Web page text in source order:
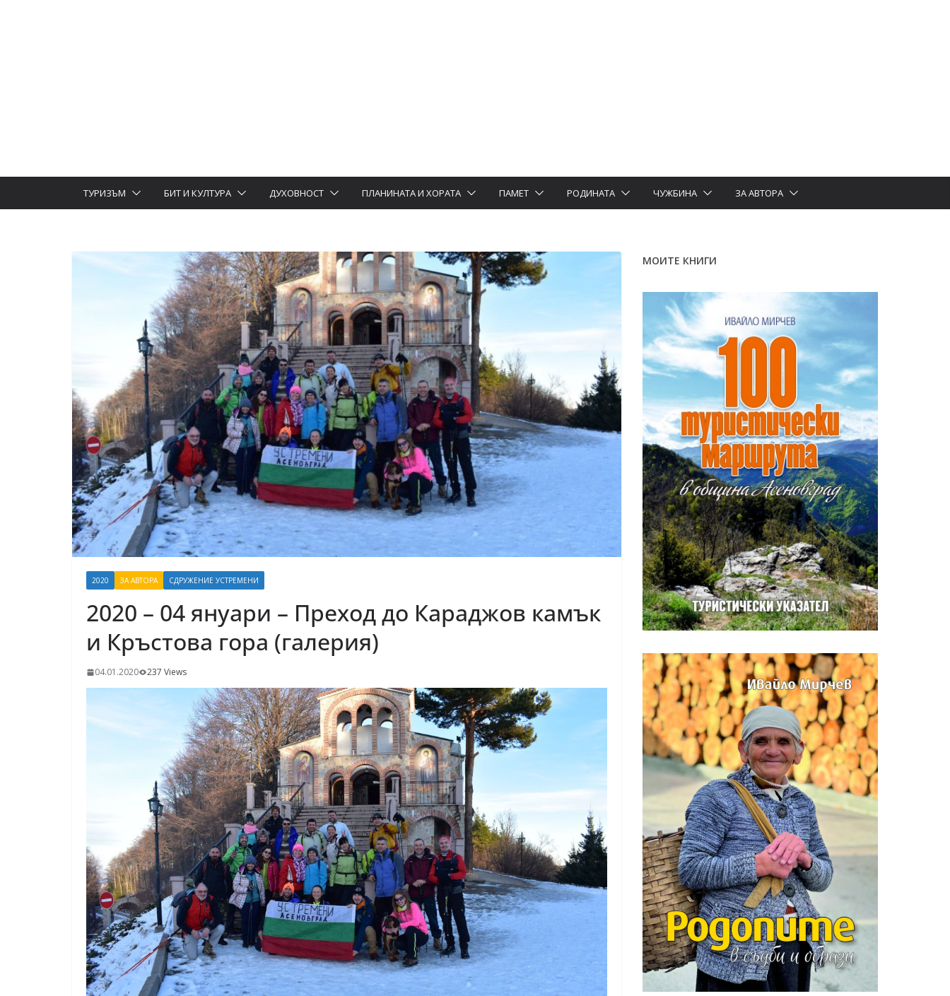
ТУРИЗЪМ БИТ И КУЛТУРА ДУХОВНОСТ ПЛАНИНАТА И ХОРАТА ПАМЕТ РОДИНАТА ЧУЖБИНА ЗА АВТОРА
2020 ЗА АВТОРА СДРУЖЕНИЕ УСТРЕМЕНИ
2020 – 04 януари – Преход до Караджов камък
и Кръстова гора (галерия)
04.01.2020 237 Views
МОИТЕ КНИГИ